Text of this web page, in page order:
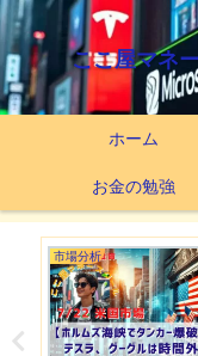
ここ屋マネ
ホーム
お金の勉強
市場分析